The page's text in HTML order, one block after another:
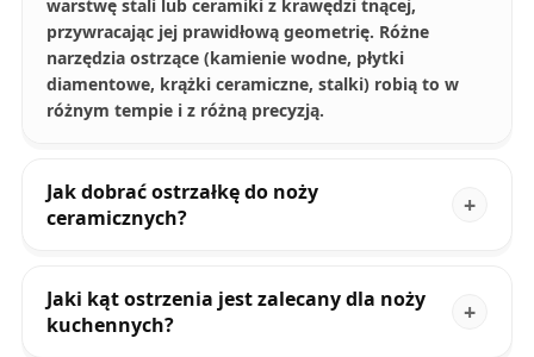
warstwę stali lub ceramiki z krawędzi tnącej,
przywracając jej prawidłową geometrię. Różne
narzędzia ostrzące (kamienie wodne, płytki
diamentowe, krążki ceramiczne, stalki) robią to w
różnym tempie i z różną precyzją.
Jak dobrać ostrzałkę do noży
ceramicznych?
Jaki kąt ostrzenia jest zalecany dla noży
kuchennych?